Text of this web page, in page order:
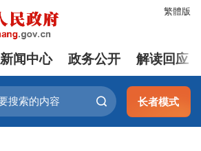
繁體版
新闻中心 政务公开 解读回应
长者模式